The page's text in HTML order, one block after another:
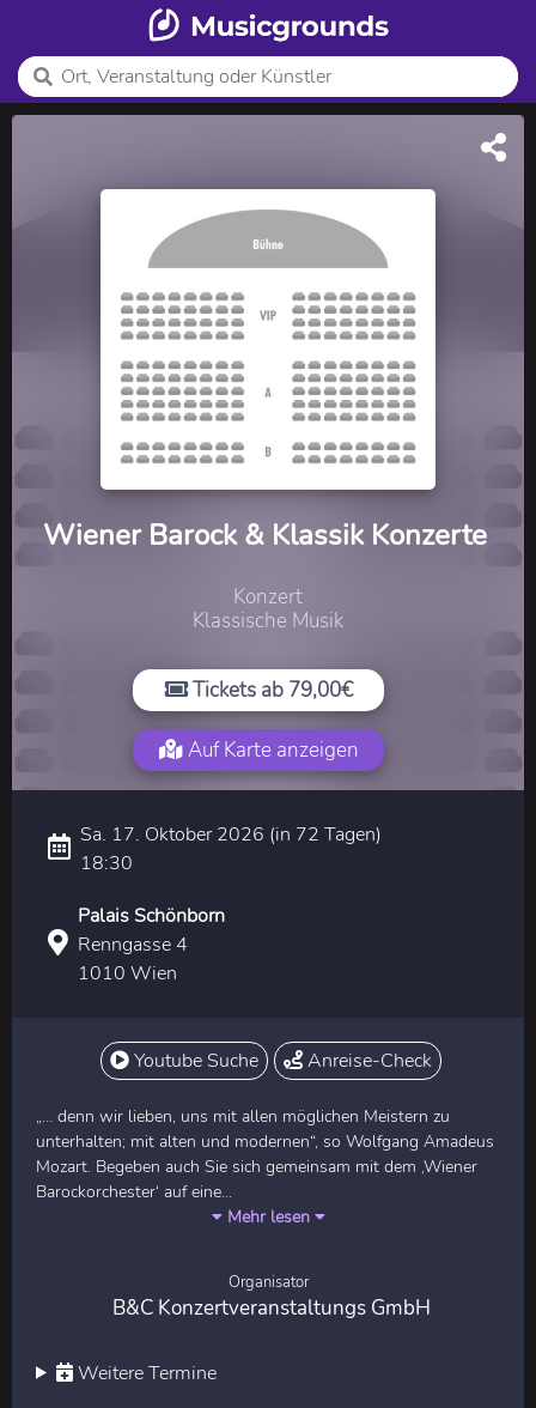
Wiener Barock & Klassik Konzerte
Konzert
Klassische Musik
Tickets ab 79,00€
Auf Karte anzeigen
Sa. 17. Oktober 2026 (in 72 Tagen)
18:30
Palais Schönborn
Renngasse 4
1010 Wien
Youtube Suche Anreise-Check
„… denn wir lieben, uns mit allen möglichen Meistern zu
unterhalten; mit alten und modernen“, so Wolfgang Amadeus
Mozart. Begeben auch Sie sich gemeinsam mit dem ‚Wiener
Barockorchester‘ auf eine...
Mehr lesen
Organisator
B&C Konzertveranstaltungs GmbH
Weitere Termine